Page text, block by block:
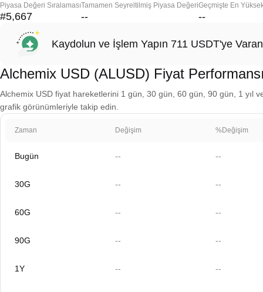
Piyasa Değeri Sıralaması
#5,667
Tamamen Seyreltilmiş Piyasa Değeri
--
Geçmişte En
--
Kaydolun ve İşlem Yapın 711 USDT'ye
Alchemix USD (ALUSD) Fiyat
Alchemix USD fiyat hareketlerini 1 gün, 30 gün, 60 gün, 90 gün, 1 yıl
grafik görünümleriyle takip edin.
Zaman Değişim %Değişim
Bugün -- --
30G -- --
60G -- --
90G -- --
1Y -- --